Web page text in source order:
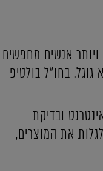
אנשים מחפשים
בחו"ל בולטיפ
אינטרנט ובדיקת
כדי לגלות את המוצרים,